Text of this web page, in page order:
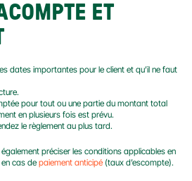
ET
dates importantes pour le client et qu’il ne faut
pour tout ou une partie du montant total
en plusieurs fois est prévu.
le règlement au plus tard.
préciser les conditions applicables en
cas de paiement anticipé (taux d’escompte).